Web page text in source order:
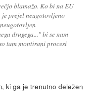
blamažo. Ko bi na EU
je prejel neugotovljeno
drugega..." bi se nam
tam montirani procesi
ki ga je trenutno deležen